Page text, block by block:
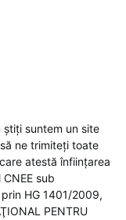
știți suntem un site
ne trimiteți toate
atestă înființarea
sub
HG 1401/2009,
PENTRU